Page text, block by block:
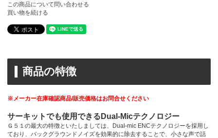
この商品について問い合わせる
買い物を続ける
商品の特徴
※メーカー在庫確認商品/販売価格はお問合せください
サーキットでも使用できるDual-Micテクノロジー
Ｇ５１の最大の特徴といたしましては、Dual-mic ENCテクノロジーを採用し
ており、バックグラウンドノイズを効果的に除去することで、小さな声で話